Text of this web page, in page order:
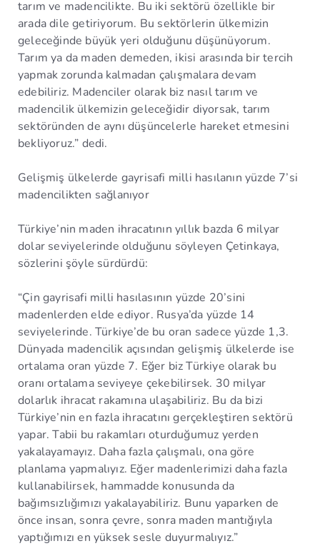
tarım ve madencilikte. Bu iki sektörü özellikle bir
arada dile getiriyorum. Bu sektörlerin ülkemizin
geleceğinde büyük yeri olduğunu düşünüyorum.
Tarım ya da maden demeden, ikisi arasında bir tercih
yapmak zorunda kalmadan çalışmalara devam
edebiliriz. Madenciler olarak biz nasıl tarım ve
madencilik ülkemizin geleceğidir diyorsak, tarım
sektöründen de aynı düşüncelerle hareket etmesini
bekliyoruz.” dedi.
Gelişmiş ülkelerde gayrisafi milli hasılanın yüzde 7’si
madencilikten sağlanıyor
Türkiye’nin maden ihracatının yıllık bazda 6 milyar
dolar seviyelerinde olduğunu söyleyen Çetinkaya,
sözlerini şöyle sürdürdü:
“Çin gayrisafi milli hasılasının yüzde 20’sini
madenlerden elde ediyor. Rusya’da yüzde 14
seviyelerinde. Türkiye’de bu oran sadece yüzde 1,3.
Dünyada madencilik açısından gelişmiş ülkelerde ise
ortalama oran yüzde 7. Eğer biz Türkiye olarak bu
oranı ortalama seviyeye çekebilirsek. 30 milyar
dolarlık ihracat rakamına ulaşabiliriz. Bu da bizi
Türkiye’nin en fazla ihracatını gerçekleştiren sektörü
yapar. Tabii bu rakamları oturduğumuz yerden
yakalayamayız. Daha fazla çalışmalı, ona göre
planlama yapmalıyız. Eğer madenlerimizi daha fazla
kullanabilirsek, hammadde konusunda da
bağımsızlığımızı yakalayabiliriz. Bunu yaparken de
önce insan, sonra çevre, sonra maden mantığıyla
yaptığımızı en yüksek sesle duyurmalıyız.”